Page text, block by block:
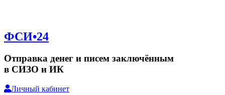
ФСИ•24
Отправка денег и писем заключённым
в СИЗО и ИК
Личный кабинет